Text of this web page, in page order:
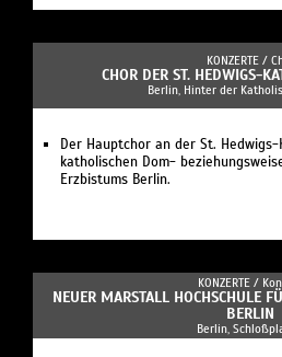
KONZERTE /
CHOR DER ST. HEDWIGS-
Berlin, Hinter der
Der Hauptchor an der St.
katholischen Dom-
Erzbistums Berlin.
KONZERTE /
NEUER MARSTALL HOCHSCHULE
BERLIN
Berlin,